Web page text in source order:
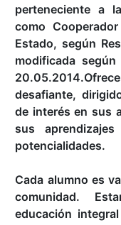
perteneciente a
como
Estado, según
modificada
desafiante,
de interés en sus
sus
potencialidades.
Cada alumno es
comunidad.
educación